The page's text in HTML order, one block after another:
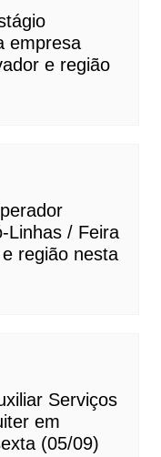
empresa
e região
Linhas / Feira
região nesta
Serviços
em
(05/09)